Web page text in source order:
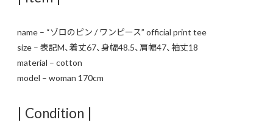
name – “ゾロのピン / ワンピース” official print tee
size – 表記M、着丈67、身幅48.5、肩幅47、袖丈18
material – cotton
model – woman 170cm
| Condition |